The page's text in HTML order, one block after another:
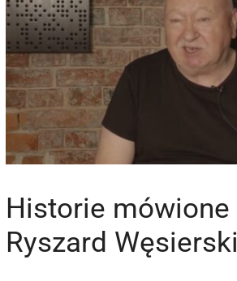
Historie mówione
Ryszard Węsierski